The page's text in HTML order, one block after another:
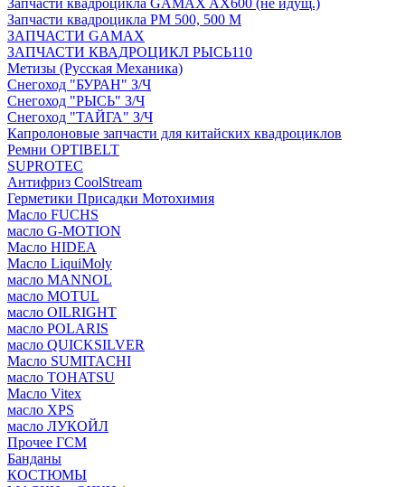
Запчасти квадроцикла GAMAX AX600 (не идущ.)
Запчасти квадроцикла РМ 500, 500 М
ЗАПЧАСТИ GAMAX
ЗАПЧАСТИ КВАДРОЦИКЛ РЫСЬ110
Метизы (Русская Механика)
Снегоход "БУРАН" З/Ч
Снегоход "РЫСЬ" З/Ч
Снегоход "ТАЙГА" З/Ч
Капролоновые запчасти для китайских квадроциклов
Ремни OPTIBELT
SUPROTEC
Антифриз CoolStream
Герметики Присадки Мотохимия
Масло FUCHS
масло G-MOTION
Масло HIDEA
Масло LiquiMoly
масло MANNOL
масло MOTUL
масло OILRIGHT
масло POLARIS
масло QUICKSILVER
Масло SUMITACHI
масло TOHATSU
Масло Vitex
масло XPS
масло ЛУКОЙЛ
Прочее ГСМ
Банданы
КОСТЮМЫ